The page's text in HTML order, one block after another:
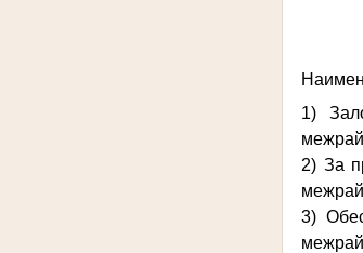
1)
2) За
3)